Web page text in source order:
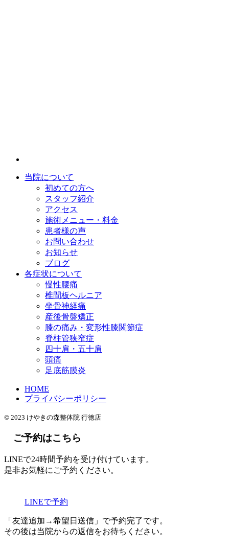
当院について
初めての方へ
スタッフ紹介
アクセス
施術メニュー・料金
患者様の声
お問い合わせ
お知らせ
ブログ
各症状について
慢性腰痛
椎間板ヘルニア
坐骨神経痛
産後骨盤矯正
膝の痛み・変形性膝関節症
脊柱管狭窄症
四十肩・五十肩
頭痛
足底筋膜炎
HOME
プライバシーポリシー
© 2023 けやきの森整体院 行徳店
ご予約はこちら
LINEで24時間予約を受け付けています。
是非お気軽にご予約ください。
LINEで予約
「友達追加→希望日送信」で予約完了です。
その後は当院からの返信をお待ちください。